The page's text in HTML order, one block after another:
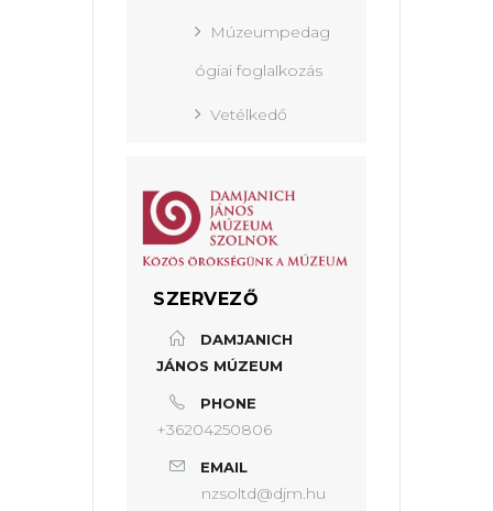
Múzeumpedag
ógiai foglalkozás
Vetélkedő
SZERVEZŐ
DAMJANICH
JÁNOS MÚZEUM
PHONE
+36204250806
EMAIL
nzsoltd@djm.hu